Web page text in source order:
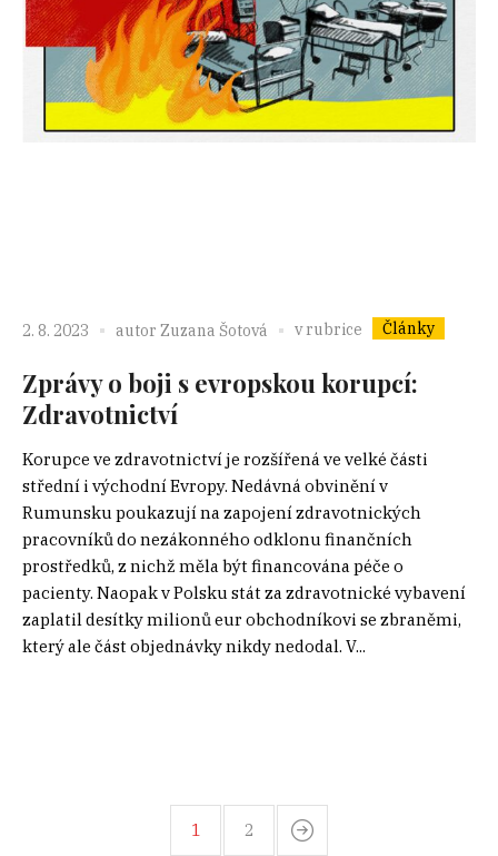
2. 8. 2023 autor Zuzana Šotová v rubrice Články
Zprávy o boji s evropskou korupcí:
Zdravotnictví
Korupce ve zdravotnictví je rozšířená ve velké části
střední i východní Evropy. Nedávná obvinění v
Rumunsku poukazují na zapojení zdravotnických
pracovníků do nezákonného odklonu finančních
prostředků, z nichž měla být financována péče o
pacienty. Naopak v Polsku stát za zdravotnické vybavení
zaplatil desítky milionů eur obchodníkovi se zbraněmi,
který ale část objednávky nikdy nedodal. V...
1 2